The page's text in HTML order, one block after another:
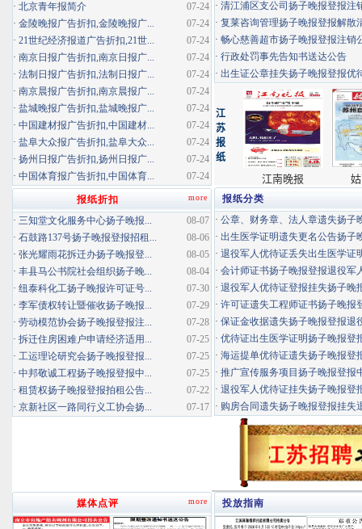
· 清江浦区支公司扬子晚报登报注
· 复莱咨询管理扬子晚报登报解散
· 畅心慈善超市扬子晚报登报注销
· 行政处罚事先告知书送达公告
· 出生证公章挂失扬子晚报登报优
报纸分类
· 公章、财务章、法人章遗失扬子
· 出生医学证明遗失更名公告扬子
· 退役军人优待证丢失出生医学证
· 会计师证书扬子晚报登报退役军
· 退役军人优待证登报挂失扬子晚
· 许可证遗失工程师证书扬子晚报
· 保证金收据遗失扬子晚报登报退
· 优待证出生医学证明扬子晚报登
· 海运提单优待证遗失扬子晚报登
· 推广宣传服务项目扬子晚报登报
· 退役军人优待证挂失扬子晚报登
· 购房合同遗失扬子晚报登报挂失
07-24
· 北京青年报简介
07-24
· 金陵晚报广告折扣,金陵晚报广...
07-24
· 21世纪经济报道广告折扣,21世...
07-24
· 南京日报广告折扣,南京日报广...
07-24
· 法制日报广告折扣,法制日报广...
07-24
· 南京晨报广告折扣,南京晨报广...
07-24
· 盐城晚报广告折扣,盐城晚报广...
07-24
· 中国建材报广告折扣,中国建材...
07-24
· 盐阜大众报广告折扣,盐阜大众...
07-24
· 扬州日报广告折扣,扬州日报广...
07-24
· 中国体育报广告折扣,中国体育...
more
报纸折扣
08-07
· 三知堂文化服务中心扬子晚报...
08-06
· 石鼓路137号扬子晚报登报招租...
08-05
· 张光耀雨花拆迁办扬子晚报登...
08-04
· 丰县马公书院社会组织扬子晚...
07-30
· 纽泰科化工扬子晚报许可证号...
07-29
· 李军债权转让暨催收扬子晚报...
07-28
· 劳动模范协会扬子晚报登报注...
07-25
· 拆迁住房困难户申请经济适用...
07-25
· 工运理论研究会扬子晚报登报...
07-25
· 中邦敬诚工程扬子晚报登报中...
07-22
· 租赁权扬子晚报登报拍租公告...
07-17
· 京新社区一路同行义工协会扬...
投放指南
more
媒体点评